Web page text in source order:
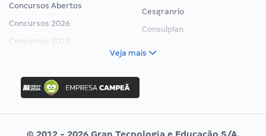
Concursos Abertos
Concursos 2026
Concursos 2025
Concurso Ibama
Concurso MPU
Editais publicados
Cesgranrio
Consulplan
Veja mais